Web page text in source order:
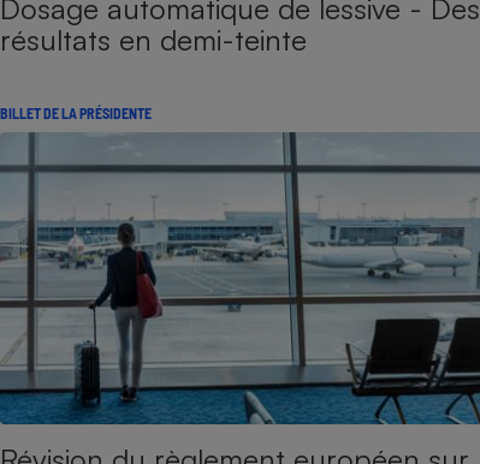
Dosage automatique de lessive - Des
résultats en demi-teinte
BILLET DE LA PRÉSIDENTE